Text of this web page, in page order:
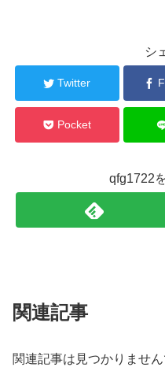
シ
Twitter
Pocket
qfg1722
関連記事
関連記事は見つかりません